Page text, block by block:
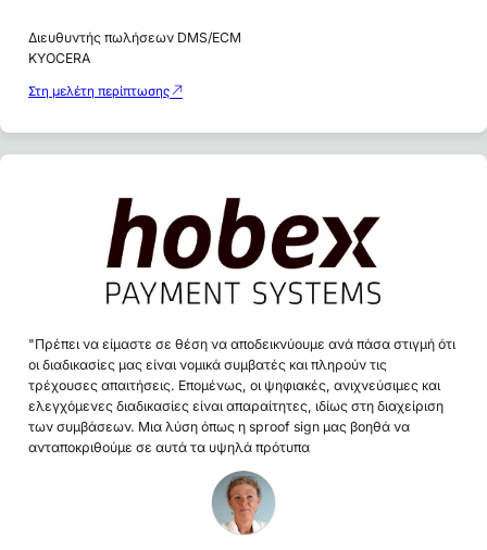
Διευθυντής πωλήσεων DMS/ECM
KYOCERA
Στη μελέτη περίπτωσης
"Πρέπει να είμαστε σε θέση να αποδεικνύουμε ανά πάσα στιγμή ότι
οι διαδικασίες μας είναι νομικά συμβατές και πληρούν τις
τρέχουσες απαιτήσεις. Επομένως, οι ψηφιακές, ανιχνεύσιμες και
ελεγχόμενες διαδικασίες είναι απαραίτητες, ιδίως στη διαχείριση
των συμβάσεων. Μια λύση όπως η sproof sign μας βοηθά να
ανταποκριθούμε σε αυτά τα υψηλά πρότυπα